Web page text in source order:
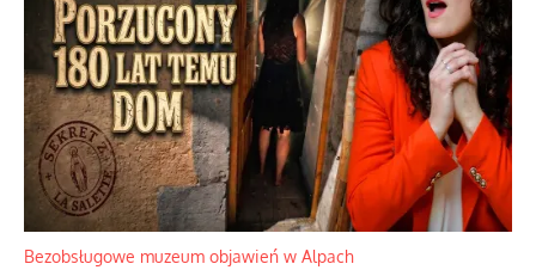
Bezobsługowe muzeum objawień w Alpach